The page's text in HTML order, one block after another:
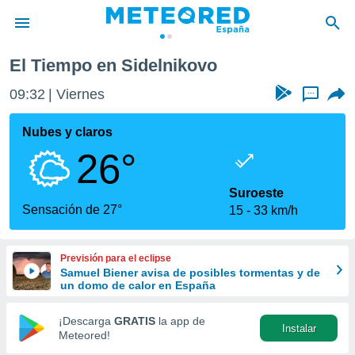
de
por
que se
calidad.
a este
las
y
forma
digital
basada
El Tiempo en Sidelnikovo
09:32 Viernes ...
Nubes y claros
26°
Sensación de 27°
Suroeste
15
33 km/h
Previsión para el eclipse
Samuel Biener avisa de posibles tormentas y de
un domo de calor en España
¡Descarga GRATIS la app de
Meteored!
Instalar